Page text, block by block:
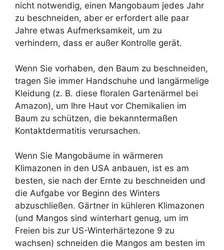
nicht notwendig, einen Mangobaum jedes Jahr
zu beschneiden, aber er erfordert alle paar
Jahre etwas Aufmerksamkeit, um zu
verhindern, dass er außer Kontrolle gerät.
Wenn Sie vorhaben, den Baum zu beschneiden,
tragen Sie immer Handschuhe und langärmelige
Kleidung (z. B. diese floralen Gartenärmel bei
Amazon), um Ihre Haut vor Chemikalien im
Baum zu schützen, die bekanntermaßen
Kontaktdermatitis verursachen.
Wenn Sie Mangobäume in wärmeren
Klimazonen in den USA anbauen, ist es am
besten, sie nach der Ernte zu beschneiden und
die Aufgabe vor Beginn des Winters
abzuschließen. Gärtner in kühleren Klimazonen
(und Mangos sind winterhart genug, um im
Freien bis zur US-Winterhärtezone 9 zu
wachsen) schneiden die Mangos am besten im